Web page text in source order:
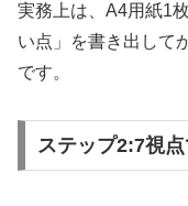
実務上は、A4用紙1
い点」を書き出して
です。
ステップ2:7視